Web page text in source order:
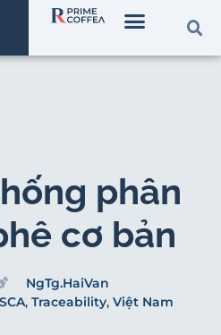
phân
cơ bản
NgTg.HaiVan
SCA,Traceability,Việt Nam